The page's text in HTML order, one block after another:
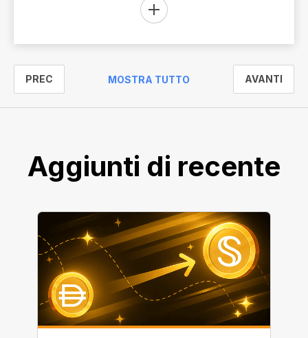
PREC MOSTRA TUTTO AVANTI
Aggiunti di recente